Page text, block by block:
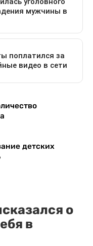
детских
о
в